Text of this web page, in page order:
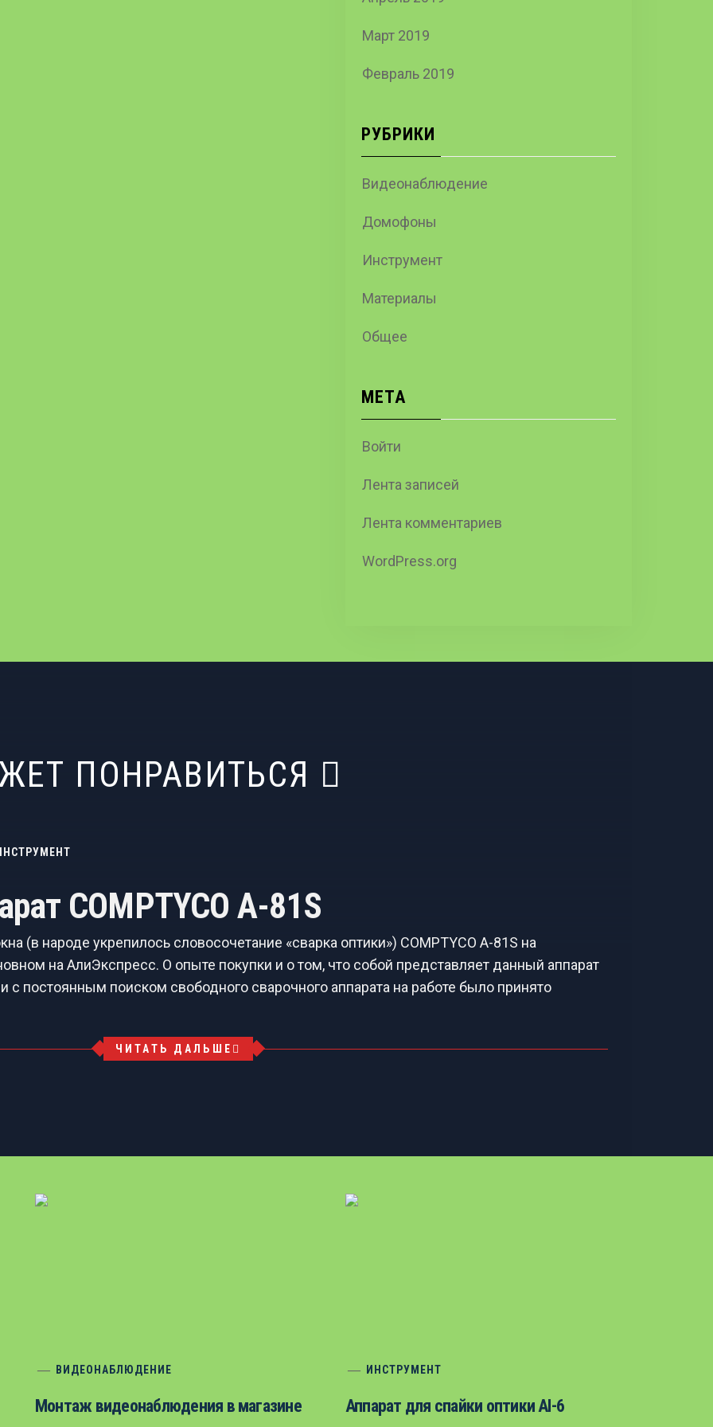
Март 2019
Февраль 2019
РУБРИКИ
Видеонаблюдение
Домофоны
Инструмент
Материалы
Общее
МЕТА
Войти
Лента записей
Лента комментариев
WordPress.org
ПОНРАВИТЬСЯ
COMPTYCO A-81S
(в народе укрепилось словосочетание «сварка оптики») COMPTYCO A-81S на
на АлиЭкспресс. О опыте покупки и о том, что собой представляет данный аппарат
с постоянным поиском свободного сварочного аппарата на работе было принято
ЧИТАТЬ ДАЛЬШЕ
ВИДЕОНАБЛЮДЕНИЕ
Монтаж видеонаблюдения в магазине
ИНСТРУМЕНТ
Аппарат для спайки оптики AI-6